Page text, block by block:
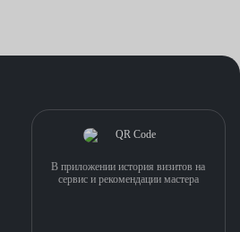
В приложении история визитов на
сервис и рекомендации мастера